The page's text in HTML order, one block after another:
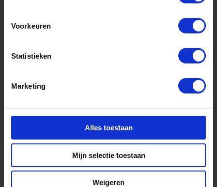
Voorkeuren
Statistieken
Marketing
Alles toestaan
Mijn selectie toestaan
Weigeren
Podcast
New Energy Forum –
Aflevering 1